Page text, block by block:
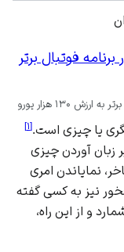
فوتبال برتر
۱۳۰ هزار یورو
یا چیزی است.[۱]
زبان آوردن چیزی
نمایاندن امری
نیز به کسی گفته
و از این راه،